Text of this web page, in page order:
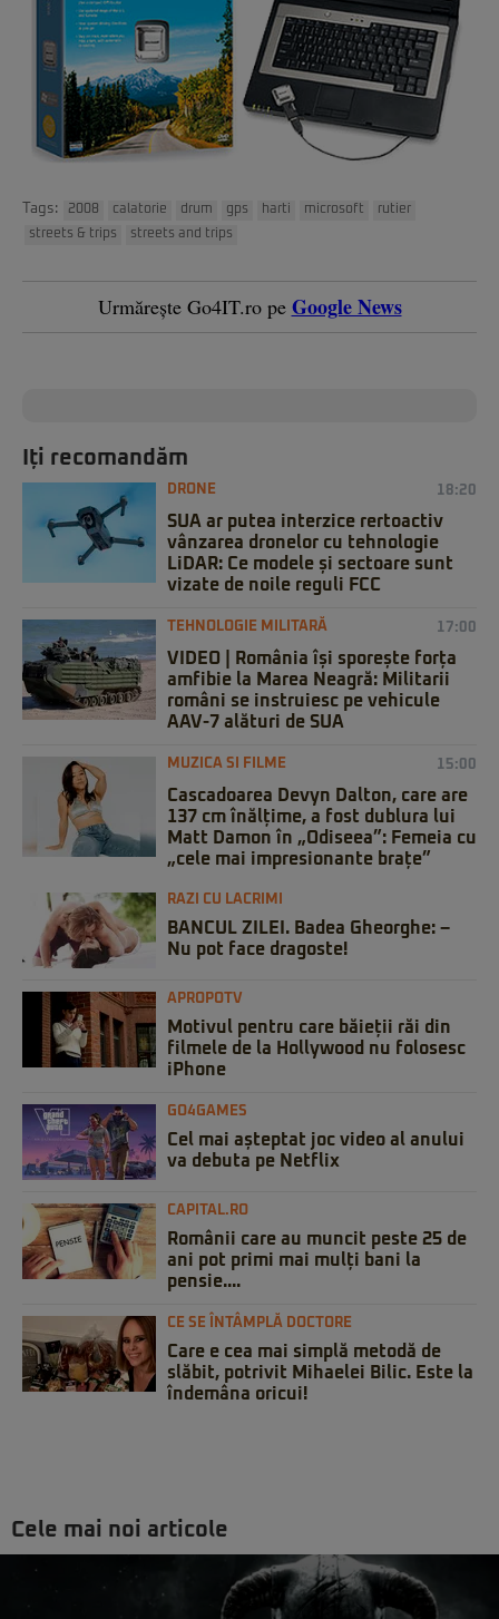
Tags: 2008 calatorie drum gps harti microsoft
rutier
streets & trips
streets and trips
Urmărește Go4IT.ro pe Google News
Iți recomandăm
DRONE 18:20
SUA ar putea interzice rertoactiv
vânzarea dronelor cu tehnologie
LiDAR: Ce modele și sectoare sunt
vizate de noile reguli FCC
TEHNOLOGIE MILITARĂ 17:00
VIDEO | România își sporește forța
amfibie la Marea Neagră: Militarii
români se instruiesc pe vehicule
AAV-7 alături de SUA
MUZICA SI FILME 15:00
Cascadoarea Devyn Dalton, care are
137 cm înălțime, a fost dublura lui
Matt Damon în „Odiseea”: Femeia cu
„cele mai impresionante brațe”
RAZI CU LACRIMI
BANCUL ZILEI. Badea Gheorghe: –
Nu pot face dragoste!
APROPOTV
Motivul pentru care băieții răi din
filmele de la Hollywood nu folosesc
iPhone
GO4GAMES
Cel mai așteptat joc video al anului
va debuta pe Netflix
CAPITAL.RO
Românii care au muncit peste 25 de
ani pot primi mai mulți bani la
pensie....
CE SE ÎNTÂMPLĂ DOCTORE
Care e cea mai simplă metodă de
slăbit, potrivit Mihaelei Bilic. Este la
îndemâna oricui!
Cele mai noi articole